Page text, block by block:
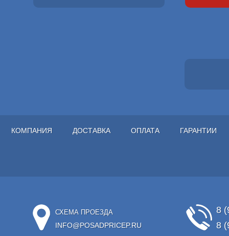
КОМПАНИЯ ДОСТАВКА ОПЛАТА ГАРАНТИИ
СХЕМА ПРОЕЗДА
INFO@POSADPRICEP.RU
8
8